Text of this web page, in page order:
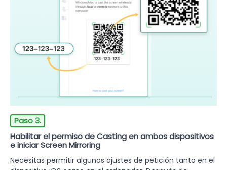
Paso 3.
Habilitar el permiso de Casting en ambos dispositivos
e iniciar Screen Mirroring
Necesitas permitir algunos ajustes de petición tanto en el